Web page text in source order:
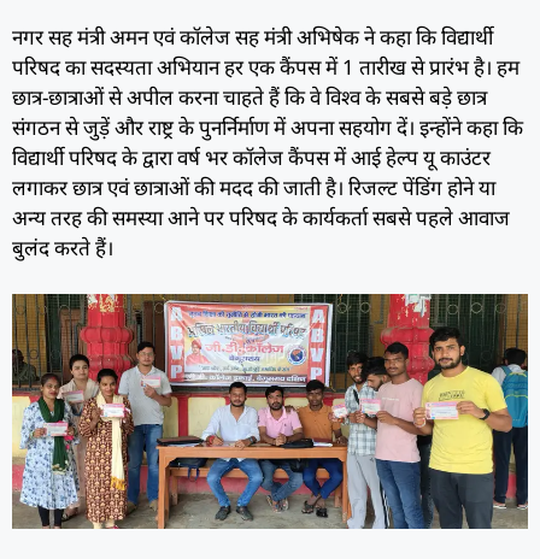
नगर सह मंत्री अमन एवं कॉलेज सह मंत्री अभिषेक ने कहा कि विद्यार्थी
परिषद का सदस्यता अभियान हर एक कैंपस में 1 तारीख से प्रारंभ है। हम
छात्र-छात्राओं से अपील करना चाहते हैं कि वे विश्व के सबसे बड़े छात्र
संगठन से जुड़ें और राष्ट्र के पुनर्निर्माण में अपना सहयोग दें। इन्होंने कहा कि
विद्यार्थी परिषद के द्वारा वर्ष भर कॉलेज कैंपस में आई हेल्प यू काउंटर
लगाकर छात्र एवं छात्राओं की मदद की जाती है। रिजल्ट पेंडिंग होने या
अन्य तरह की समस्या आने पर परिषद के कार्यकर्ता सबसे पहले आवाज
बुलंद करते हैं।